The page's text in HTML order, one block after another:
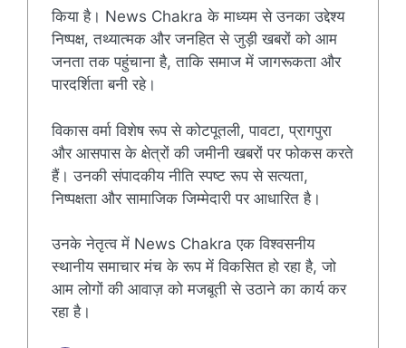
किया है। News Chakra के माध्यम से उनका उद्देश्य
निष्पक्ष, तथ्यात्मक और जनहित से जुड़ी खबरों को आम
जनता तक पहुंचाना है, ताकि समाज में जागरूकता और
पारदर्शिता बनी रहे।
विकास वर्मा विशेष रूप से कोटपूतली, पावटा, प्रागपुरा
और आसपास के क्षेत्रों की जमीनी खबरों पर फोकस करते
हैं। उनकी संपादकीय नीति स्पष्ट रूप से सत्यता,
निष्पक्षता और सामाजिक जिम्मेदारी पर आधारित है।
उनके नेतृत्व में News Chakra एक विश्वसनीय
स्थानीय समाचार मंच के रूप में विकसित हो रहा है, जो
आम लोगों की आवाज़ को मजबूती से उठाने का कार्य कर
रहा है।